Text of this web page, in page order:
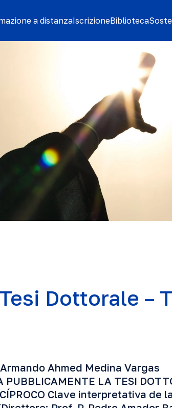
a distanzaIscrizioneBiblioteca
Dottorale –
Armando Ahmed Medina Vargas
PUBBLICAMENTE LA TESI
Clave interpretativa de